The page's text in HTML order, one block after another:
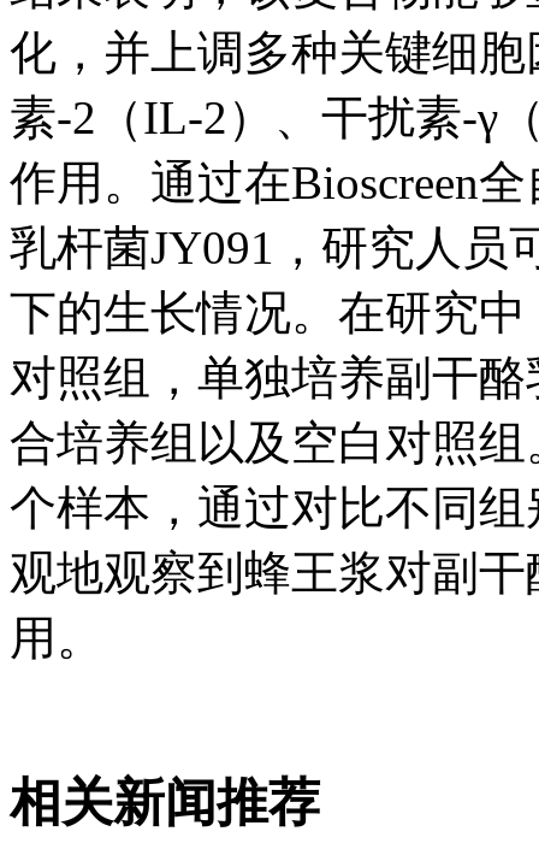
化，并上调多种关键细
素-2（IL-2）、干扰素-γ
作用。通过在Bioscreen
乳杆菌JY091，研究人员
下的生长情况。在研究
对照组，单独培养副干
合培养组以及空白对照
个样本，通过对比不同
观地观察到蜂王浆对副
用。
相关新闻推荐